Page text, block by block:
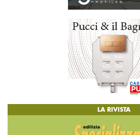
LA RIVISTA